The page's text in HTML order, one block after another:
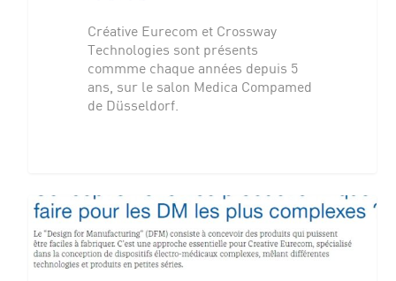
Créative Eurecom et Crossway
Technologies sont présents
commme chaque années depuis 5
ans, sur le salon Medica Compamed
de Düsseldorf.